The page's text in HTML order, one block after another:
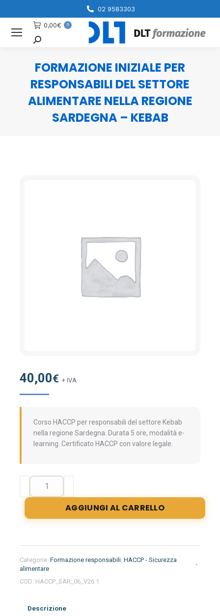
02 9583303
0,00€ 0
Cerca
FORMAZIONE INIZIALE PER
RESPONSABILI DEL SETTORE
ALIMENTARE NELLA REGIONE
SARDEGNA – KEBAB
40,00€ + IVA
Corso HACCP per responsabili del settore Kebab
nella regione Sardegna. Durata 5 ore, modalità e-
learning. Certificato HACCP con valore legale.
Formazione
per
responsabili
alimentare
nella
regione
Sardegna
quantità
AGGIUNGI AL CARRELLO
Categorie: Formazione responsabili, HACCP - Sicurezza
alimentare
COD: HACCP_SAR_06_V26.1
Descrizione